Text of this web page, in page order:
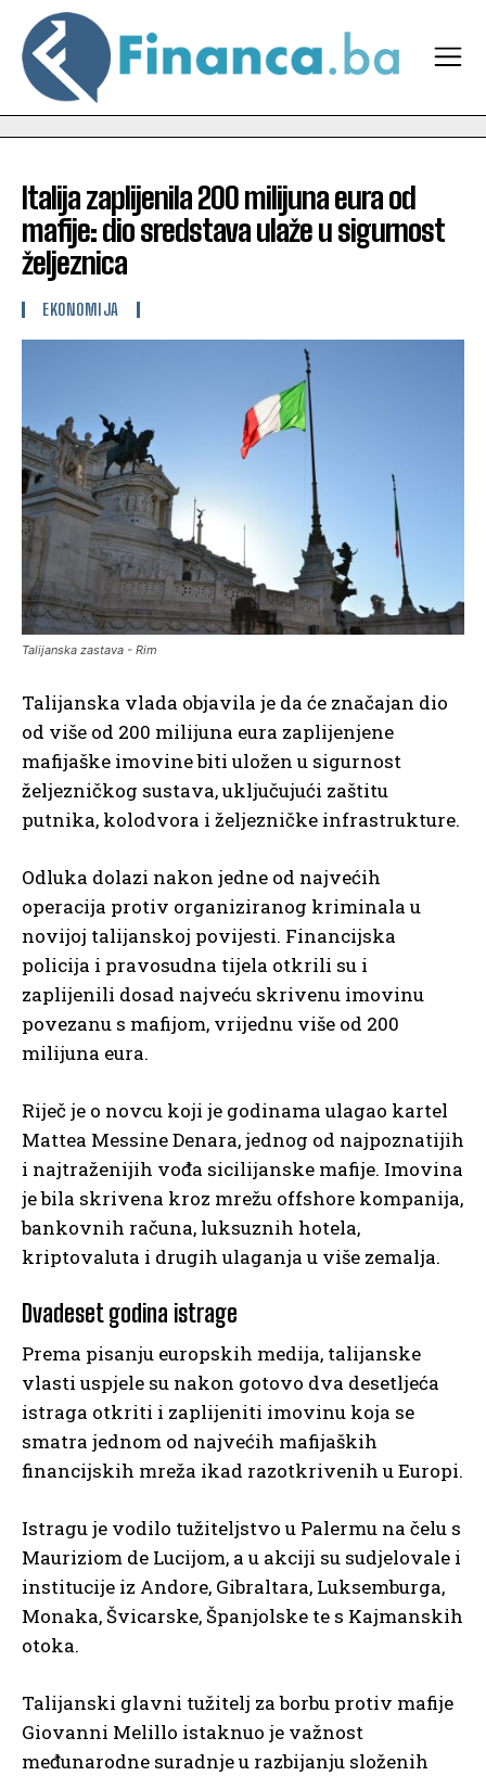
Italija zaplijenila 200 milijuna eura od
mafije: dio sredstava ulaže u sigurnost
željeznica
EKONOMIJA
Talijanska zastava - Rim
Talijanska vlada objavila je da će značajan dio
od više od 200 milijuna eura zaplijenjene
mafijaške imovine biti uložen u sigurnost
željezničkog sustava, uključujući zaštitu
putnika, kolodvora i željezničke infrastrukture.
Odluka dolazi nakon jedne od najvećih
operacija protiv organiziranog kriminala u
novijoj talijanskoj povijesti. Financijska
policija i pravosudna tijela otkrili su i
zaplijenili dosad najveću skrivenu imovinu
povezanu s mafijom, vrijednu više od 200
milijuna eura.
Riječ je o novcu koji je godinama ulagao kartel
Mattea Messine Denara, jednog od najpoznatijih
i najtraženijih vođa sicilijanske mafije. Imovina
je bila skrivena kroz mrežu offshore kompanija,
bankovnih računa, luksuznih hotela,
kriptovaluta i drugih ulaganja u više zemalja.
Dvadeset godina istrage
Prema pisanju europskih medija, talijanske
vlasti uspjele su nakon gotovo dva desetljeća
istraga otkriti i zaplijeniti imovinu koja se
smatra jednom od najvećih mafijaških
financijskih mreža ikad razotkrivenih u Europi.
Istragu je vodilo tužiteljstvo u Palermu na čelu s
Mauriziom de Lucijom, a u akciji su sudjelovale i
institucije iz Andore, Gibraltara, Luksemburga,
Monaka, Švicarske, Španjolske te s Kajmanskih
otoka.
Talijanski glavni tužitelj za borbu protiv mafije
Giovanni Melillo istaknuo je važnost
međunarodne suradnje u razbijanju složenih